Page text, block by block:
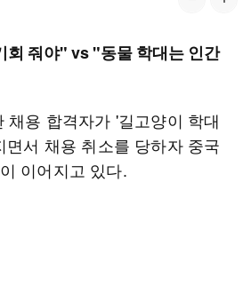
회 줘야" vs "동물 학대는 인간
채용 합격자가 '길고양이 학대
면서 채용 취소를 당하자 중국
이어지고 있다.